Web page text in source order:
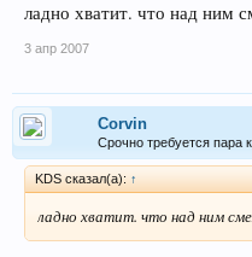
ладно хватит. что над ним
3 апр 2007
Corvin
Срочно требуется пара
KDS сказал(а): ↑
ладно хватит. что над ним